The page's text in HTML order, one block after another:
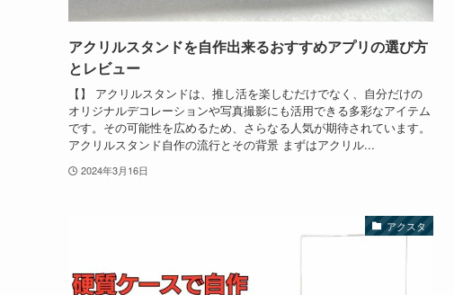
アクリルスタンドを自作出来るおすすめアプリの選び方
とレビュー
【】 アクリルスタンドは、推し活を楽しむだけでなく、自分だけの
オリジナルデコレーションや写真撮影にも活用できる多彩なアイテム
です。その可能性を広めるため、さらなる人気が期待されています。
アクリルスタンド自作の流行とその背景 まずはアクリル...
2024年3月16日
アクスタ